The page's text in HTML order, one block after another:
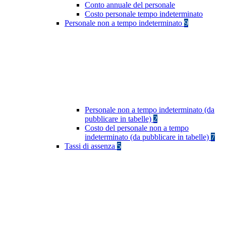
Conto annuale del personale
Costo personale tempo indeterminato
Personale non a tempo indeterminato 9
Personale non a tempo indeterminato (da
pubblicare in tabelle) 2
Costo del personale non a tempo
indeterminato (da pubblicare in tabelle) 7
Tassi di assenza 5